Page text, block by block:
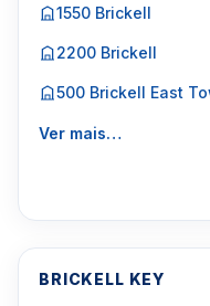
1550 Brickell
2200 Brickell
500 Brickell East
Ver mais…
BRICKELL KEY